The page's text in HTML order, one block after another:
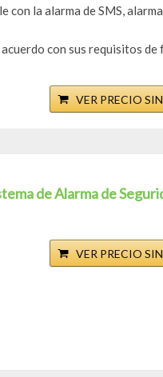
con la alarma de SMS,
con sus requisitos
VER PRECIO
de Alarma de
VER PRECIO